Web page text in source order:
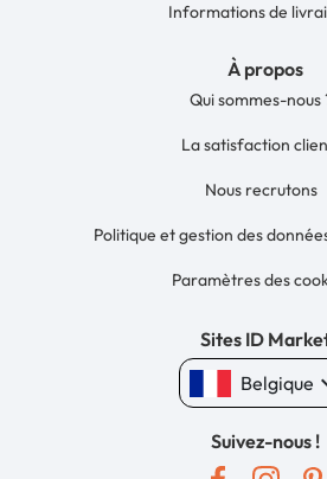
Informations de
À propos
Qui sommes-nous
La satisfaction
Nous recrutons
Politique et gestion des
Paramètres des
Sites ID
Belgique
Suivez-nous !